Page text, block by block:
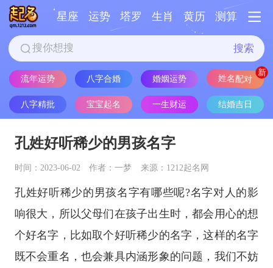
星座 运势 塔罗 生肖 黄历 测算
搜索
流年运势 八字合婚 婚姻运势 姓名配对
八字精批 宝宝起名 一生财运 结婚吉日
孔姓好听稀少的男孩名字
时间：2023-06-02 作者：一梦 来源：1212起名网
孔姓好听稀少的男孩名字有哪些呢?名字对人的影
响很大，所以父母们在孩子出生时，都会用心的想
个好名字，比如取个好听稀少的名字，这样的名字
既不会重名，也会兼具内涵形象的问题，我们不妨